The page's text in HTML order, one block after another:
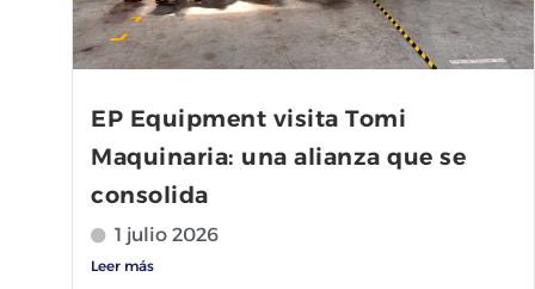
EP Equipment visita Tomi
Maquinaria: una alianza que se
consolida
1 julio 2026
Leer más